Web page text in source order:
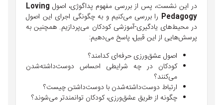
در این نشست، پس از بررسی مفهوم پداگوژی، اصول Loving
Pedagogy را بررسی می‌کنیم و به چگونگی اجرای این اصول
در محیط‌های یادگیری-آموزشی کودکان می‌پردازیم. همچنین به
پرسش‌هایی از این قبیل، پاسخ می‌دهیم:
اصول عشق‌ورزی حرفه‌ای کدامند؟
کودکان در چه شرایطی احساس دوست‌داشته‌شدن
می‌کنند؟
ارتباط دوست‌‌داشته‌شدن با دوست‌داشتن چیست؟
چگونه از طريق عشق‌ورزی، کودکان توانمندتر می‌شوند؟